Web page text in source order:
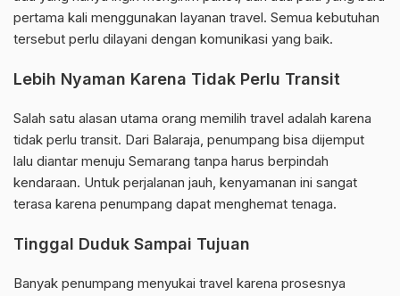
pertama kali menggunakan layanan travel. Semua kebutuhan
tersebut perlu dilayani dengan komunikasi yang baik.
Lebih Nyaman Karena Tidak Perlu Transit
Salah satu alasan utama orang memilih travel adalah karena
tidak perlu transit. Dari Balaraja, penumpang bisa dijemput
lalu diantar menuju Semarang tanpa harus berpindah
kendaraan. Untuk perjalanan jauh, kenyamanan ini sangat
terasa karena penumpang dapat menghemat tenaga.
Tinggal Duduk Sampai Tujuan
Banyak penumpang menyukai travel karena prosesnya